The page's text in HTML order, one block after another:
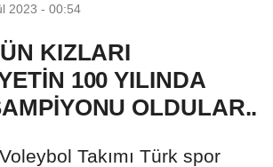
2023 - 00:54
KIZLARI
100 YILINDA
OLDULAR..
Takımı Türk spor